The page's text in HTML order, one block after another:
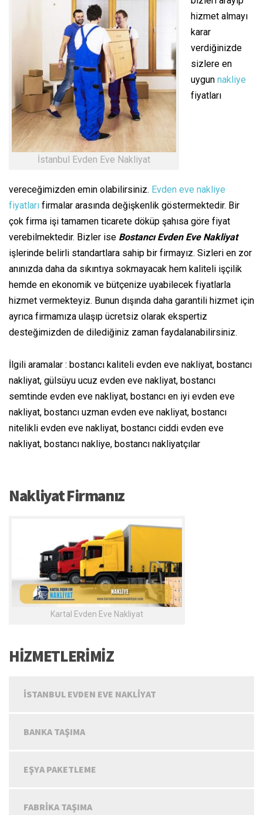
İstanbul Evden Eve Nakliyat
hizmet almayı
karar
verdiğinizde
sizlere en
uygun nakliye
fiyatları
vereceğimizden emin olabilirsiniz. Evden eve nakliye
fiyatları firmalar arasında değişkenlik göstermektedir. Bir
çok firma işi tamamen ticarete döküp şahısa göre fiyat
verebilmektedir. Bizler ise Bostancı Evden Eve Nakliyat
işlerinde belirli standartlara sahip bir firmayız. Sizleri en zor
anınızda daha da sıkıntıya sokmayacak hem kaliteli işçilik
hemde en ekonomik ve bütçenize uyabilecek fiyatlarla
hizmet vermekteyiz. Bunun dışında daha garantili hizmet için
ayrıca firmamıza ulaşıp ücretsiz olarak ekspertiz
desteğimizden de dilediğiniz zaman faydalanabilirsiniz.
İlgili aramalar : bostancı kaliteli evden eve nakliyat, bostancı
nakliyat, gülsüyu ucuz evden eve nakliyat, bostancı
semtinde evden eve nakliyat, bostancı en iyi evden eve
nakliyat, bostancı uzman evden eve nakliyat, bostancı
nitelikli evden eve nakliyat, bostancı ciddi evden eve
nakliyat, bostancı nakliye, bostancı nakliyatçılar
Nakliyat Firmanız
Kartal Evden Eve Nakliyat
HİZMETLERİMİZ
İSTANBUL EVDEN EVE NAKLIYAT
BANKA TAŞIMA
EŞYA PAKETLEME
FABRIKA TAŞIMA